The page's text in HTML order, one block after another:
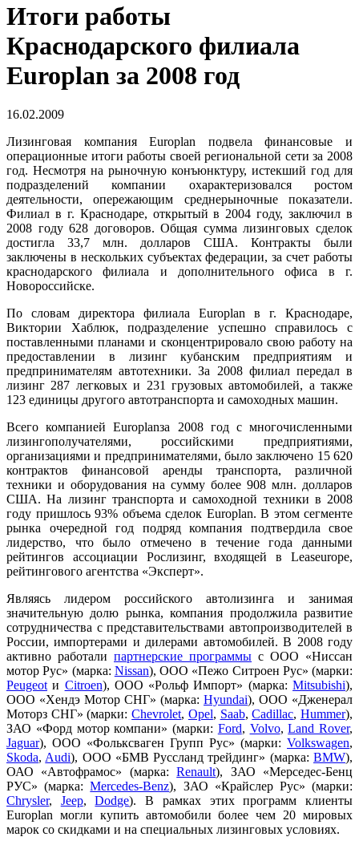
Итоги работы
Краснодарского филиала
Europlan за 2008 год
16.02.2009
Лизинговая компания Europlan подвела финансовые и
операционные итоги работы своей региональной сети за 2008
год. Несмотря на рыночную конъюнктуру, истекший год для
подразделений компании охарактеризовался ростом
деятельности, опережающим среднерыночные показатели.
Филиал в г. Краснодаре, открытый в 2004 году, заключил в
2008 году 628 договоров. Общая сумма лизинговых сделок
достигла 33,7 млн. долларов США. Контракты были
заключены в нескольких субъектах федерации, за счет работы
краснодарского филиала и дополнительного офиса в г.
Новороссийске.
По словам директора филиала Europlan в г. Краснодаре,
Виктории Хаблюк, подразделение успешно справилось с
поставленными планами и сконцентрировало свою работу на
предоставлении в лизинг кубанским предприятиям и
предпринимателям автотехники. За 2008 филиал передал в
лизинг 287 легковых и 231 грузовых автомобилей, а также
123 единицы другого автотранспорта и самоходных машин.
Всего компаниейEuroplanза 2008 год с многочисленными
лизингополучателями, российскими предприятиями,
организациями и предпринимателями, было заключено 15 620
контрактов финансовой аренды транспорта, различной
техники и оборудования на сумму более 908 млн. долларов
США. На лизинг транспорта и самоходной техники в 2008
году пришлось 93% объема сделок Europlan. В этом сегменте
рынка очередной год подряд компания подтвердила свое
лидерство, что было отмечено в течение года данными
рейтингов ассоциации Рослизинг, входящей в Leaseurope,
рейтингового агентства «Эксперт».
Являясь лидером российского автолизинга и занимая
значительную долю рынка, компания продолжила развитие
сотрудничества с представительствами автопроизводителей в
России, импортерами и дилерами автомобилей. В 2008 году
активно работали партнерские программы с ООО «Ниссан
мотор Рус» (марка: Nissan), ООО «Пежо Ситроен Рус» (марки:
Peugeot и Citroen), ООО «Рольф Импорт» (марка:Mitsubishi),
ООО «Хендэ Мотор СНГ» (марка: Hyundai), ООО «Дженерал
Моторз СНГ» (марки:Chevrolet, Opel, Saab,Cadillac,Hummer),
ЗАО «Форд мотор компани» (марки: Ford, Volvo,Land Rover,
Jaguar), ООО «Фольксваген Групп Рус» (марки: Volkswagen,
Skoda, Audi), ООО «БМВ Русcланд трейдинг» (марка:BMW),
ОАО «Автофрамос» (марка:Renault), ЗАО «Мерседес-Бенц
РУС» (марка:Mercedes-Benz), ЗАО «Крайслер Рус» (марки:
Chrysler, Jeep,Dodge).В рамках этих программ клиенты
Europlan могли купить автомобили более чем 20 мировых
марок со скидками и на специальных лизинговых условиях.